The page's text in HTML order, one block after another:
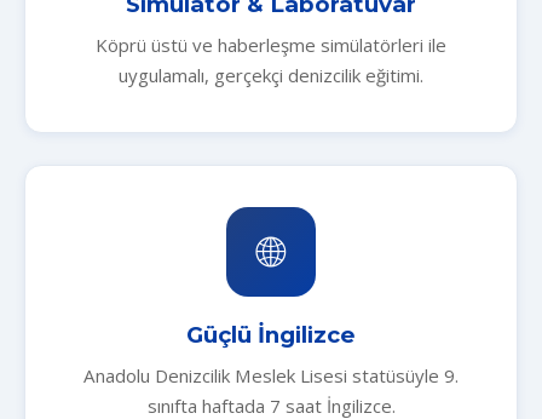
Köprü üstü ve haberleşme simülatörleri ile
uygulamalı, gerçekçi denizcilik eğitimi.
🌐
Güçlü İngilizce
Anadolu Denizcilik Meslek Lisesi statüsüyle 9.
sınıfta haftada 7 saat İngilizce.